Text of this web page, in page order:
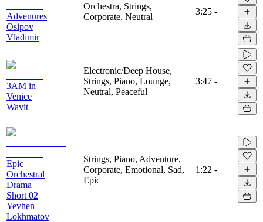
Advenures
Osipov
Vladimir
Orchestra, Strings,
Corporate, Neutral
3:25 -
3AM in
Venice
Wavit
Electronic/Deep House,
Strings, Piano, Lounge,
Neutral, Peaceful
3:47 -
Epic
Orchestral
Drama
Short 02
Yevhen
Lokhmatov
Strings, Piano, Adventure,
Corporate, Emotional, Sad,
Epic
1:22 -